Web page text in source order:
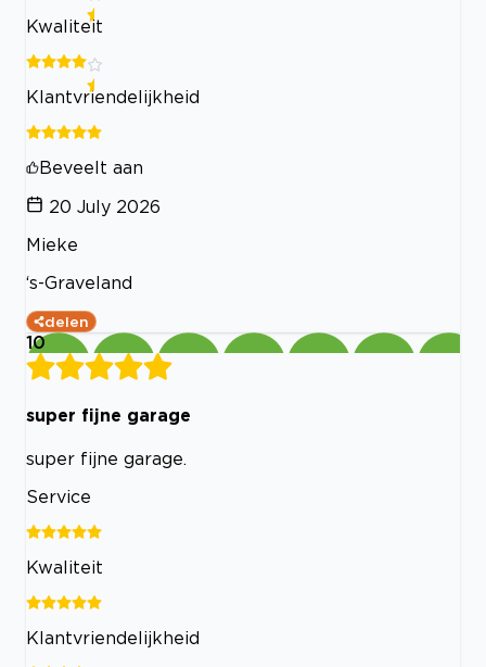
Kwaliteit
Klantvriendelijkheid
Beveelt aan
20 July 2026
Mieke
‘s-Graveland
delen
10
super fijne garage
super fijne garage.
Service
Kwaliteit
Klantvriendelijkheid